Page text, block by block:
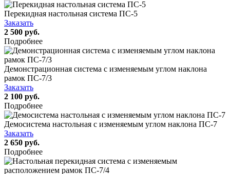
Перекидная настольная система ПС-5
Заказать
2 500 руб.
Подробнее
Демонстрационная система с изменяемым углом наклона
рамок ПС-7/3
Заказать
2 100 руб.
Подробнее
Демосистема настольная с изменяемым углом наклона ПС-7
Заказать
2 650 руб.
Подробнее